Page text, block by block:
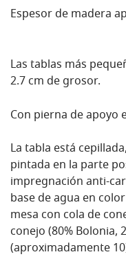
Espesor de madera
Las tablas más
2.7 cm de grosor.
Con pierna de apoyo
La tabla está
pintada en la parte
impregnación anti-
base de agua en
mesa con cola de
conejo (80% Bolonia,
(aproximadamente